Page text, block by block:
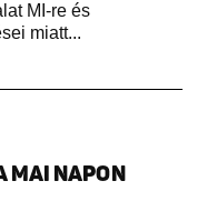
MI-re és
miatt...
MAI NAPON